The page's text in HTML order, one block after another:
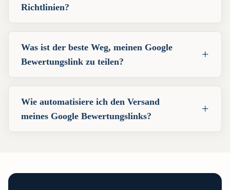
Richtlinien?
Was ist der beste Weg, meinen Google
Bewertungslink zu teilen?
+
Wie automatisiere ich den Versand
meines Google Bewertungslinks?
+